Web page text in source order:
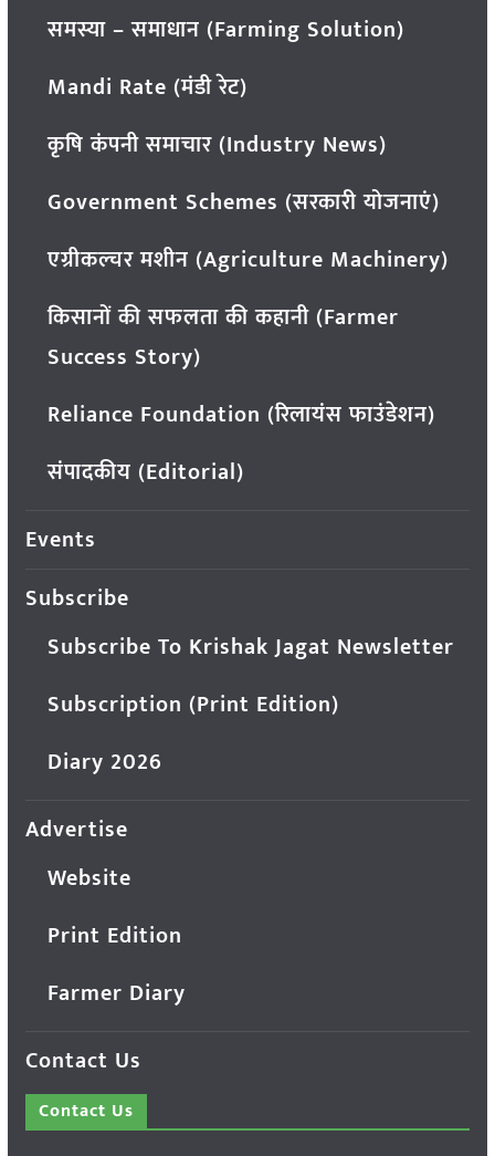
समस्या – समाधान (Farming Solution)
Mandi Rate (मंडी रेट)
कृषि कंपनी समाचार (Industry News)
Government Schemes (सरकारी योजनाएं)
एग्रीकल्चर मशीन (Agriculture Machinery)
किसानों की सफलता की कहानी (Farmer
Success Story)
Reliance Foundation (रिलायंस फाउंडेशन)
संपादकीय (Editorial)
Events
Subscribe
Subscribe To Krishak Jagat Newsletter
Subscription (Print Edition)
Diary 2026
Advertise
Website
Print Edition
Farmer Diary
Contact Us
Contact Us